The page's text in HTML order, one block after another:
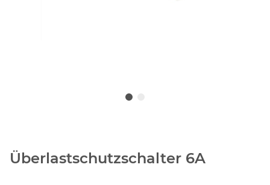
Überlastschutzschalter 6A